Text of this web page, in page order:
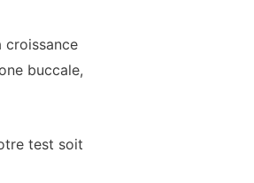
croissance
buccale,
test soit